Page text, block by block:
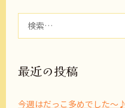
最近の投稿
今週はだっこ多めでした～♪